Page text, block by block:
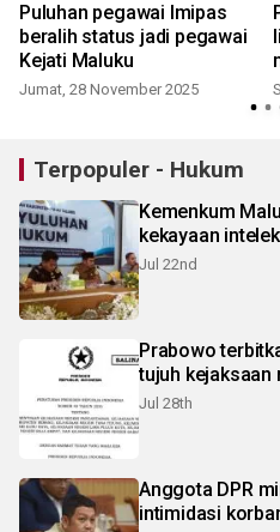
Puluhan pegawai Imipas
beralih status jadi pegawai
Kejati Maluku
Jumat, 28 November 2025
Terpopuler - Hukum
Kemenkum
kekayaan
Jul 22nd
Prabowo
tujuh kejaksaan
Jul 28th
Anggota DPR
intimidasi